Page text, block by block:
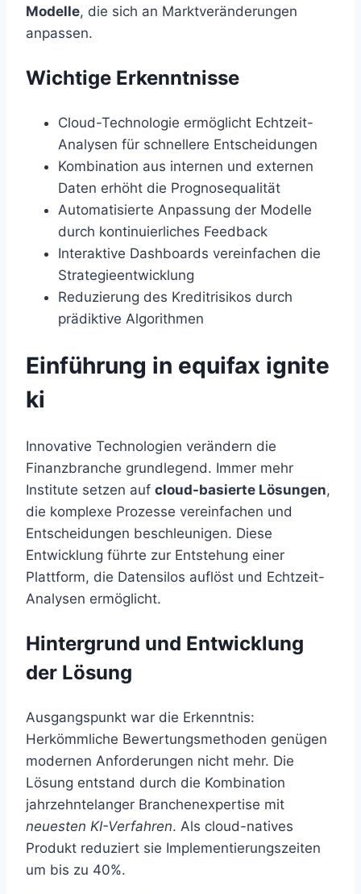
Modelle, die sich an Marktveränderungen
anpassen.
Wichtige Erkenntnisse
Cloud-Technologie ermöglicht Echtzeit-
Analysen für schnellere Entscheidungen
Kombination aus internen und externen
Daten erhöht die Prognosequalität
Automatisierte Anpassung der Modelle
durch kontinuierliches Feedback
Interaktive Dashboards vereinfachen die
Strategieentwicklung
Reduzierung des Kreditrisikos durch
prädiktive Algorithmen
Einführung in equifax ignite
ki
Innovative Technologien verändern die
Finanzbranche grundlegend. Immer mehr
Institute setzen auf cloud-basierte Lösungen,
die komplexe Prozesse vereinfachen und
Entscheidungen beschleunigen. Diese
Entwicklung führte zur Entstehung einer
Plattform, die Datensilos auflöst und Echtzeit-
Analysen ermöglicht.
Hintergrund und Entwicklung
der Lösung
Ausgangspunkt war die Erkenntnis:
Herkömmliche Bewertungsmethoden genügen
modernen Anforderungen nicht mehr. Die
Lösung entstand durch die Kombination
jahrzehntelanger Branchenexpertise mit
neuesten KI-Verfahren. Als cloud-natives
Produkt reduziert sie Implementierungszeiten
um bis zu 40%.